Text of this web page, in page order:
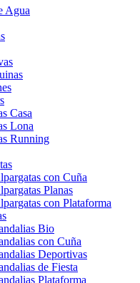
Agua
Casa
Lona
Running
con Cuña
Planas
con Plataforma
Bio
con Cuña
Deportivas
de Fiesta
Plataforma